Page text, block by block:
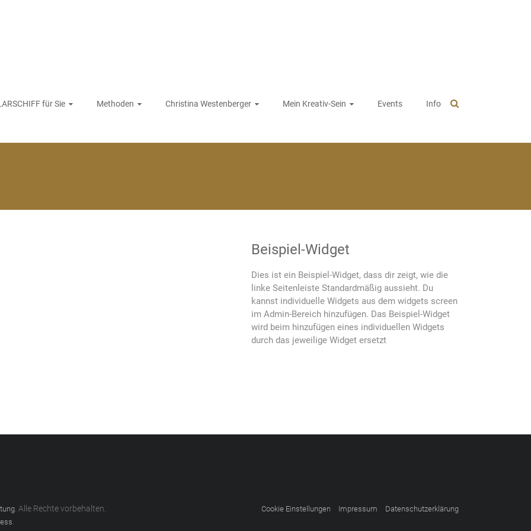
für Sie Methoden Christina Westenberger Mein Kreativ-Sein Events Info
Beispiel-Widget
Dies ist ein Beispiel-Widget, dass dir zeigt, wie die
linke Seitenleiste Standardmäßig aussieht. Du
kannst individuelle Widgets aus dem widgets screen
im Admin-Bereich hinzufügen. Das Beispiel-Widget
wird beim hinzufügen eines individuellen Widgets
durch das jeweilige Widget ersetzt
. Alle Rechte vorbehalten.
Cookie Einstellungen Impressum Datenschutzerklärung